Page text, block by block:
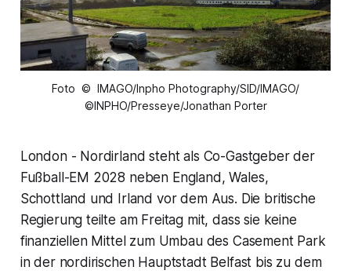
Foto © IMAGO/Inpho Photography/SID/IMAGO/
©INPHO/Presseye/Jonathan Porter
London - Nordirland steht als Co-Gastgeber der
Fußball-EM 2028 neben England, Wales,
Schottland und Irland vor dem Aus. Die britische
Regierung teilte am Freitag mit, dass sie keine
finanziellen Mittel zum Umbau des Casement Park
in der nordirischen Hauptstadt Belfast bis zu dem